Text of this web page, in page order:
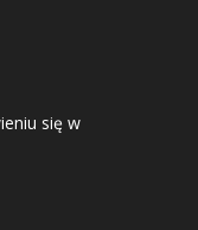
się w